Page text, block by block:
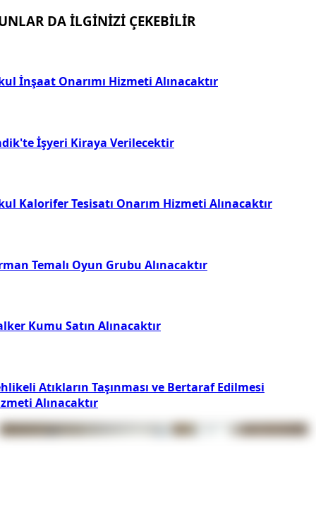
DA İLGİNİZİ ÇEKEBİLİR
İnşaat Onarımı Hizmeti Alınacaktır
İşyeri Kiraya Verilecektir
Kalorifer Tesisatı Onarım Hizmeti Alınacaktır
Temalı Oyun Grubu Alınacaktır
Kumu Satın Alınacaktır
Atıkların Taşınması ve Bertaraf Edilmesi
Alınacaktır